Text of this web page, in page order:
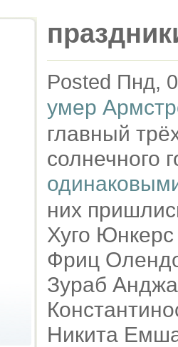
Posted Пнд,
умер
главный
солнечного
них
Хуго
Фриц
Зураб
Никита